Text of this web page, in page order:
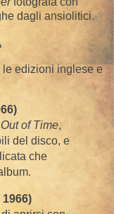
dagli ansiolitici.
le edizioni inglese e
Out of Time,
del disco, e
che